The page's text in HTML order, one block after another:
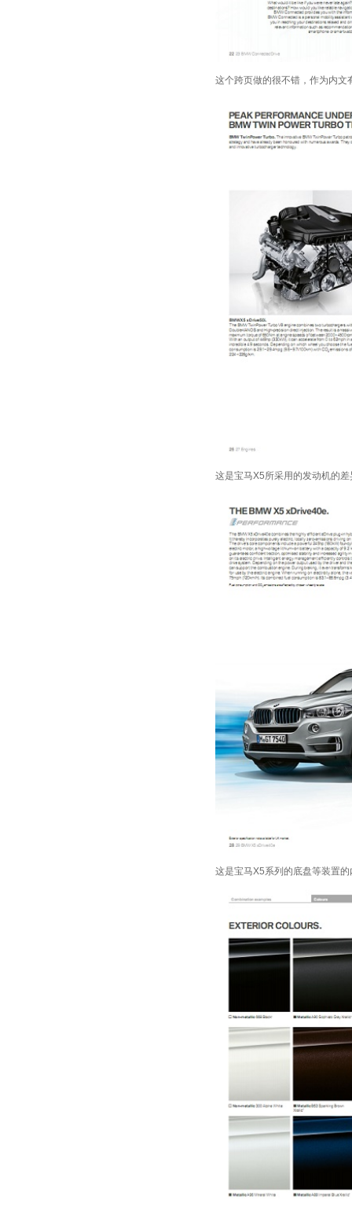
这个跨页做的很不错，作为内
这是宝马X5所采用的发动机的
这是宝马X5系列的底盘等装置